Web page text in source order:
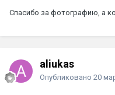
Спасибо за фотографию, а
aliukas
Опубликовано 20